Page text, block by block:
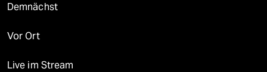
Demnächst
Vor Ort
Live im Stream